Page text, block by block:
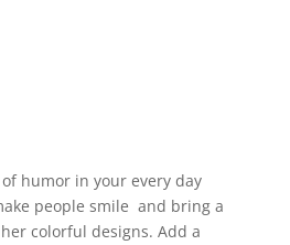
humor in your every day
people smile and bring a
colorful designs. Add a